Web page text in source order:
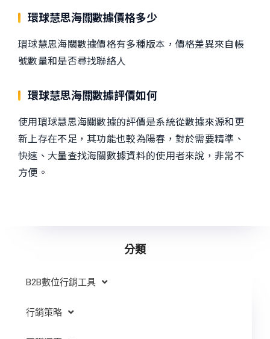
環球慧思海關數據價格多少
環球慧思海關數據價格有多種版本，價格差異來自帳
號數量和是否尋找聯絡人
環球慧思海關數據評價如何
使用環球慧思海關數據的評價是系統從數據來源和更
新上存在不足，其功能也較為陽春，對於需要精準、
快速、大量查找海關數據資料的使用者來說，非常不
方便。
分類
B2B數位行銷工具
行銷策略